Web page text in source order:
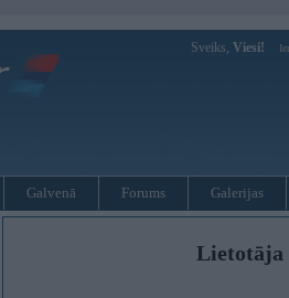
Sveiks, Viesi!
Galvenā Forums Galerijas